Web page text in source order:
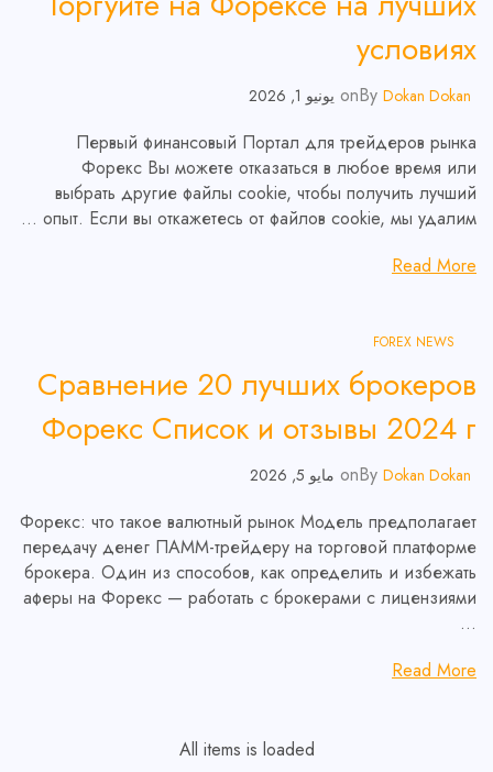
условиях
By Dokan Dokan
on يونيو 1, 2026
Первый финансовый Портал для трейдеров рынка
Форекс Вы можете отказаться в любое время или
выбрать другие файлы cookie, чтобы получить лучший
опыт. Если вы откажетесь от файлов cookie, мы удалим …
Read More
FOREX NEWS
Сравнение 20 лучших брокеров
Форекс Список и отзывы 2024 г
By Dokan Dokan
on مايو 5, 2026
Форекс: что такое валютный рынок Модель предполагает
передачу денег ПАММ-трейдеру на торговой платформе
брокера. Один из способов, как определить и избежать
аферы на Форекс — работать с брокерами с лицензиями
…
Read More
All items is loaded